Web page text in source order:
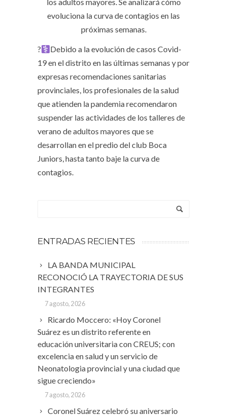
evoluciona la curva de contagios en las
próximas semanas.
?‍
Debido a la evolución de casos Covid-
19 en el distrito en las últimas semanas y por
expresas recomendaciones sanitarias
provinciales, los profesionales de la salud
que atienden la pandemia recomendaron
suspender las actividades de los talleres de
verano de adultos mayores que se
desarrollan en el predio del club Boca
Juniors, hasta tanto baje la curva de
contagios.
ENTRADAS RECIENTES
LA BANDA MUNICIPAL
RECONOCIÓ LA TRAYECTORIA DE SUS
INTEGRANTES
7 agosto, 2026
Ricardo Moccero: «Hoy Coronel
Suárez es un distrito referente en
educación universitaria con CREUS; con
excelencia en salud y un servicio de
Neonatologia provincial y una ciudad que
sigue creciendo»
7 agosto, 2026
Coronel Suárez celebró su aniversario